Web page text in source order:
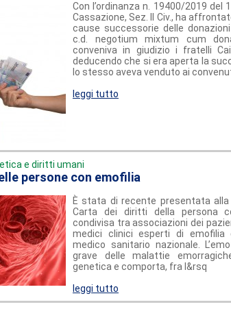
Con l’ordinanza n. 19400/2019 del
Cassazione, Sez. II Civ., ha
cause successorie delle
c.d. negotium mixtum cum
conveniva in giudizio i fratelli
deducendo che si era aperta la
lo stesso aveva venduto ai
leggi tutto
e diritti umani
persone con emofilia
È stata di recente presentata
Carta dei diritti della persona
condivisa tra associazioni dei
medici clinici esperti di
medico sanitario nazionale.
grave delle malattie
genetica e comporta, fra l&rsq
leggi tutto